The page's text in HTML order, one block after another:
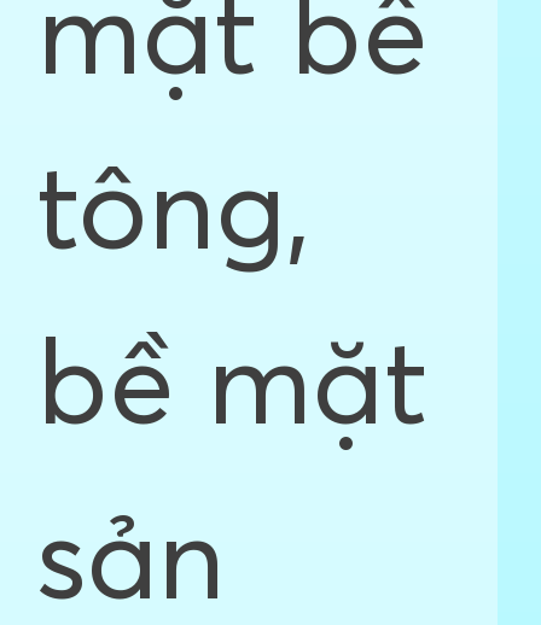
mặt bê
tông,
bề mặt
sản